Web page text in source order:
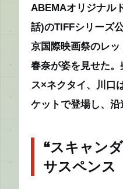
ABEMAオリジナル
話)のTIFFシリーズ
京国際映画祭のレッ
春奈が姿を見せた
ス×ネクタイ、川口
ケットで登場し、沿
“スキャン
サスペンス